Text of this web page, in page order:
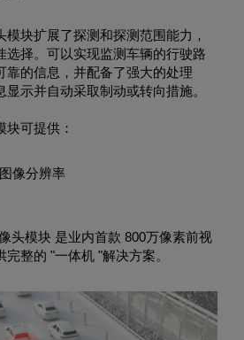
模块扩展了探测和探测范围能力，
选择。可以实现监测车辆的行驶路
靠的信息，并配备了强大的处理
示并自动采取制动或转向措施。
块可提供：
像分辨率
头模块 是业内首款 800万像素前视
整的 "一体机 "解决方案。